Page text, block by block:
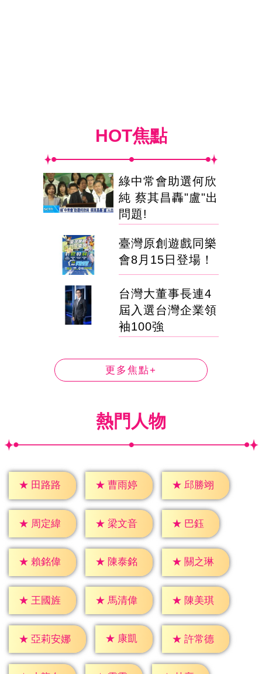
HOT焦點
綠中常會助選何欣
純 蔡其昌轟"盧"出
問題!
臺灣原創遊戲同樂
會8月15日登場！
台灣大董事長連4
屆入選台灣企業領
袖100強
更多焦點+
熱門人物
★ 田路路 ★ 曹雨婷 ★ 邱勝翊
★ 周定緯 ★ 梁文音 ★ 巴鈺
★ 賴銘偉 ★ 陳泰銘 ★ 關之琳
★ 王國旌 ★ 馬清偉 ★ 陳美琪
★ 亞莉安娜 ★ 康凱 ★ 許常德